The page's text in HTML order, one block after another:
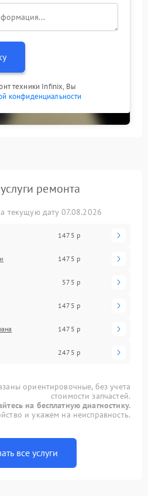
техники Infinix, Вы
конфиденциальности
ремонта
текущую дату 07.08.2026
1475 р
1475 р
575 р
1475 р
1475 р
2475 р
ориентировочные, без учета
стоимости запчастей.
на бесплатную диагностику.
и укажем на неисправность.
все услуги